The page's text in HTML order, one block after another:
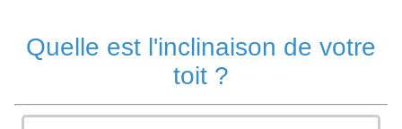
Quelle est l'inclinaison de votre
toit ?